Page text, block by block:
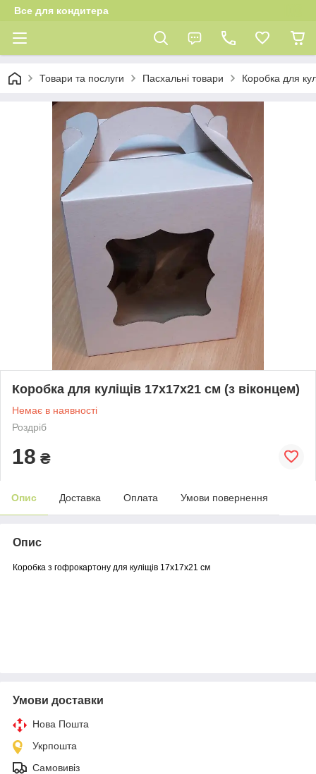
Все для кондитера
Товари та послуги Пасхальні товари Коробка для
Коробка для куліщів 17х17х21 см (з віконцем)
Немає в наявності
Роздріб
18 ₴
Опис Доставка Оплата Умови повернення
Опис
Коробка з гофрокартону для куліщів 17х17х21 см
Умови доставки
Нова Пошта
Укрпошта
Самовивіз